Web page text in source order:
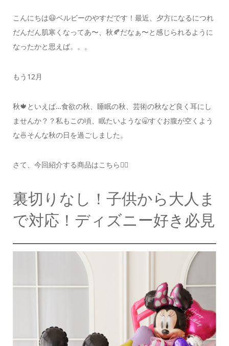
こんにちは😃ベルビーのやすだです！ 最近、夕方になるにつれ
だんだん肌寒くなってあ〜、秋🍂だなぁ〜と感じられるように
なったかと思えば。。。
もう12月
秋🍁といえば…食欲の秋、睡眠の秋、 芸術の秋など良く耳にし
ませんか？？私もこの頃、眠たいような🥱すぐお腹が空くよう
な🍜そんな秋の日を過ごしました。
さて、今回紹介する商品はこちら💁‍♀️
裏切りなし！子供から大人ま
で対応！ディズニー好き必見